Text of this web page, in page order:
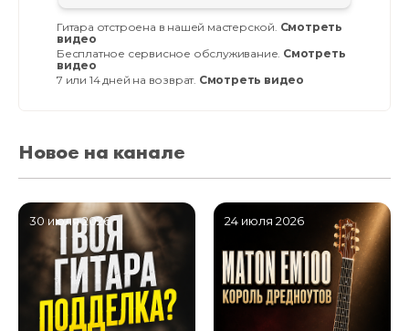
Гитара отстроена в нашей мастерской. Смотреть
видео
Бесплатное сервисное обслуживание. Смотреть
видео
7 или 14 дней на возврат. Смотреть видео
Новое на канале
30 июля 2026 24 июля 2026